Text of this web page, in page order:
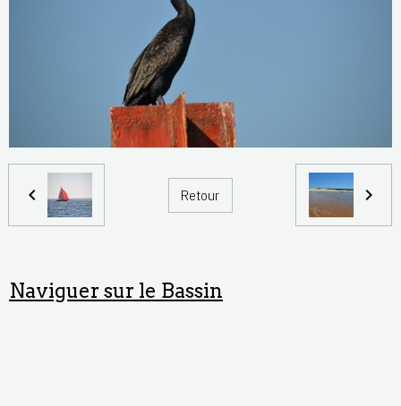
Retour
Naviguer sur le Bassin